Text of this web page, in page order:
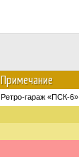
Примечание
Ретро-гараж «ПСК-6»